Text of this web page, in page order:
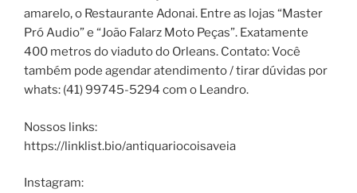
amarelo, o Restaurante Adonai. Entre as lojas “Master
Pró Audio” e “João Falarz Moto Peças”. Exatamente
400 metros do viaduto do Orleans. Contato: Você
também pode agendar atendimento / tirar dúvidas por
whats: (41) 99745-5294 com o Leandro.
Nossos links:
https://linklist.bio/antiquariocoisaveia
Instagram: